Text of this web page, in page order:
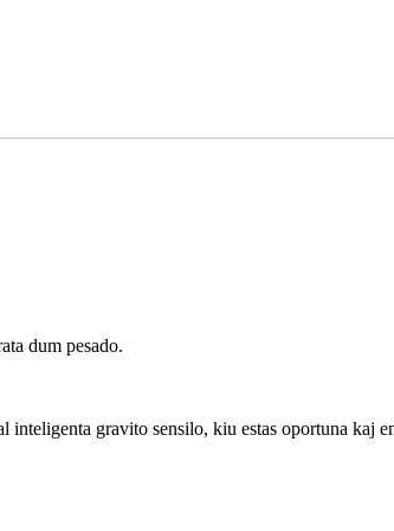
dum pesado.
gravito sensilo, kiu estas oportuna kaj